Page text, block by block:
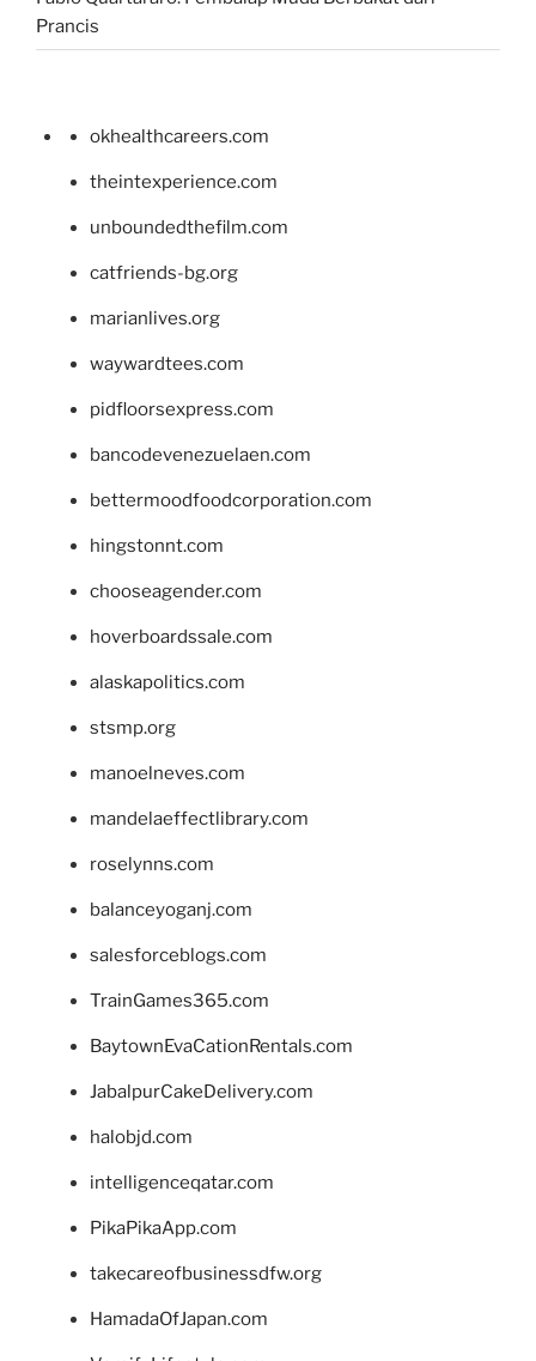
Prancis
okhealthcareers.com
theintexperience.com
unboundedthefilm.com
catfriends-bg.org
marianlives.org
waywardtees.com
pidfloorsexpress.com
bancodevenezuelaen.com
bettermoodfoodcorporation.com
hingstonnt.com
chooseagender.com
hoverboardssale.com
alaskapolitics.com
stsmp.org
manoelneves.com
mandelaeffectlibrary.com
roselynns.com
balanceyoganj.com
salesforceblogs.com
TrainGames365.com
BaytownEvaCationRentals.com
JabalpurCakeDelivery.com
halobjd.com
intelligenceqatar.com
PikaPikaApp.com
takecareofbusinessdfw.org
HamadaOfJapan.com